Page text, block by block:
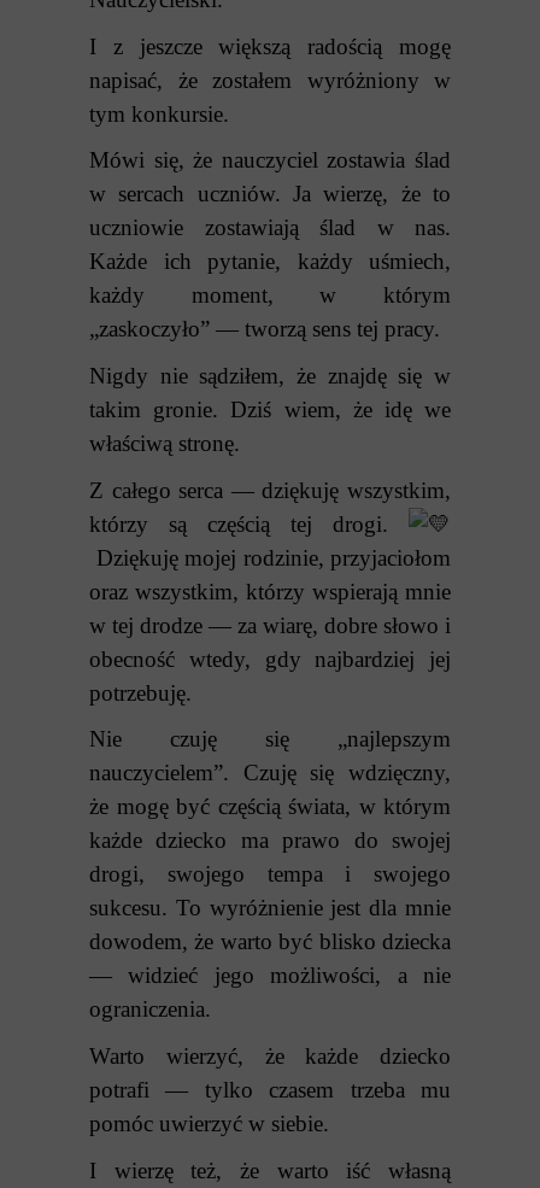
I z jeszcze większą radością mogę
napisać, że zostałem wyróżniony w
tym konkursie.
Mówi się, że nauczyciel zostawia ślad
w sercach uczniów. Ja wierzę, że to
uczniowie zostawiają ślad w nas.
Każde ich pytanie, każdy uśmiech,
każdy moment, w którym
„zaskoczyło” — tworzą sens tej pracy.
Nigdy nie sądziłem, że znajdę się w
takim gronie. Dziś wiem, że idę we
właściwą stronę.
Z całego serca — dziękuję wszystkim,
którzy są częścią tej drogi.
Dziękuję mojej rodzinie, przyjaciołom
oraz wszystkim, którzy wspierają mnie
w tej drodze — za wiarę, dobre słowo i
obecność wtedy, gdy najbardziej jej
potrzebuję.
Nie czuję się „najlepszym
nauczycielem”. Czuję się wdzięczny,
że mogę być częścią świata, w którym
każde dziecko ma prawo do swojej
drogi, swojego tempa i swojego
sukcesu. To wyróżnienie jest dla mnie
dowodem, że warto być blisko dziecka
— widzieć jego możliwości, a nie
ograniczenia.
Warto wierzyć, że każde dziecko
potrafi — tylko czasem trzeba mu
pomóc uwierzyć w siebie.
I wierzę też, że warto iść własną